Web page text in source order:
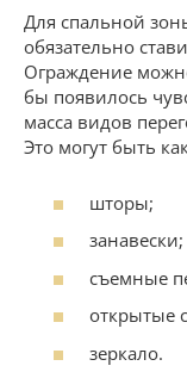
Для спальной
обязательно
Ограждение
бы появилось
масса видов
Это могут быть
шторы;
занавески;
съемные
открытые
зеркало.